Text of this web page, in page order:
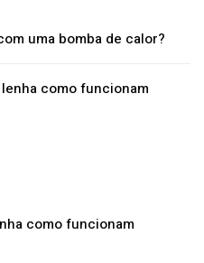
uma bomba de calor?
como funcionam